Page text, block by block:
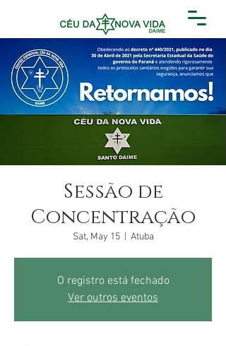
Sessão de
Concentração
Sat, May 15
  |
Atuba
O registro está fechado
Ver outros eventos